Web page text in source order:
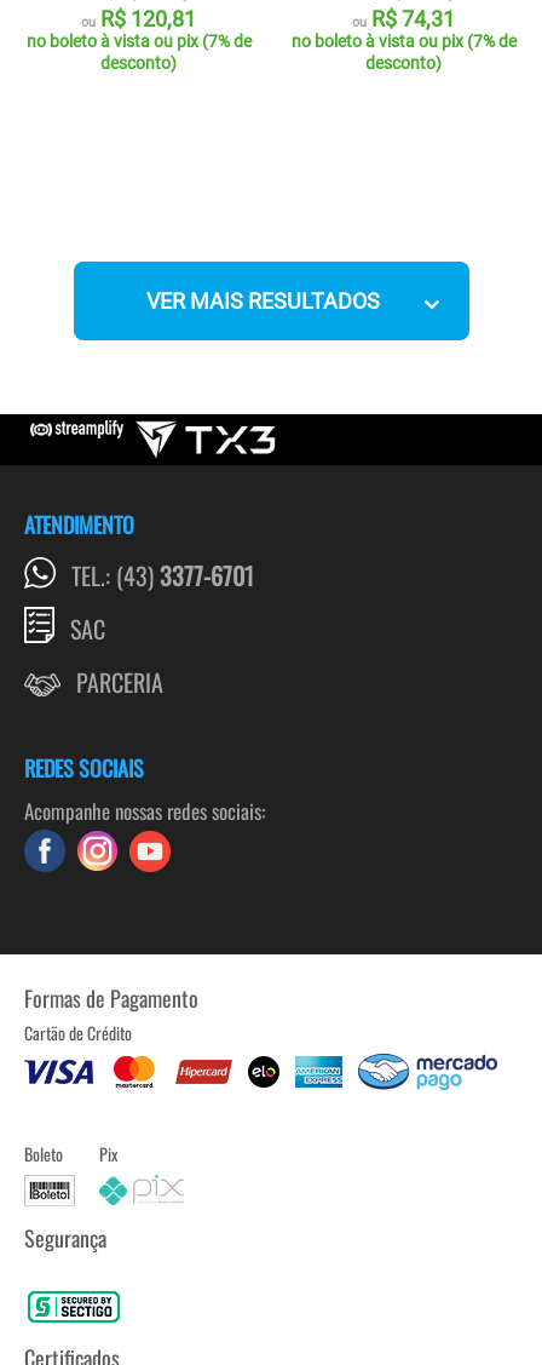
ou R$ 120,81
no boleto à vista ou pix (7% de
desconto)
ou R$ 74,31
no boleto à vista ou pix (7% de
desconto)
VER MAIS RESULTADOS
ATENDIMENTO
TEL.: (43)3377-6701
SAC
PARCERIA
REDES SOCIAIS
Acompanhe nossas redes sociais:
Formas de Pagamento
Cartão de Crédito
Boleto Pix
Segurança
Certificados